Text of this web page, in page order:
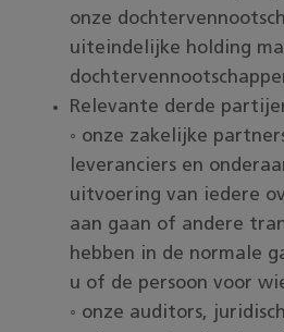
onze
uiteindelijke holding
Relevante derde
◦ onze zakelijke
leveranciers en
uitvoering van iedere
aan gaan of andere
hebben in de normale
u of de persoon voor
◦ onze auditors,